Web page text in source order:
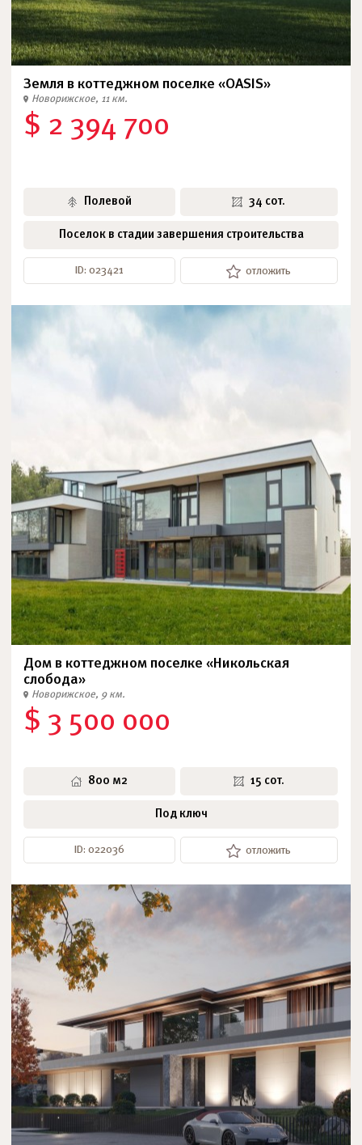
Земля в коттеджном поселке «OASIS»
Новорижское, 11 км.
$ 2 394 700
Полевой 34 сот.
Поселок в стадии завершения строительства
ID: 023421 отложить
Дом в коттеджном поселке «Никольская
слобода»
Новорижское, 9 км.
$ 3 500 000
800 м2 15 сот.
Под ключ
ID: 022036 отложить